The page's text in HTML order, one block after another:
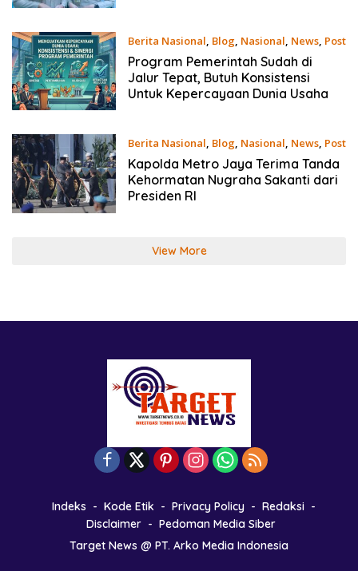
Berita Nasional, Blog, Nasional, News, Post
July 1, 2026
Program Pemerintah Sudah di
Jalur Tepat, Butuh Konsistensi
Untuk Kepercayaan Dunia Usaha
Berita Nasional, Blog, Nasional, News, Post
July 1, 2026
Kapolda Metro Jaya Terima Tanda
Kehormatan Nugraha Sakanti dari
Presiden RI
View More
Indeks Kode Etik Privacy Policy
Redaksi
Disclaimer
Pedoman Media Siber
Target News @ PT. Arko Media Indonesia